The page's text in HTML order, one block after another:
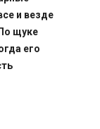
и везде
щуке
его